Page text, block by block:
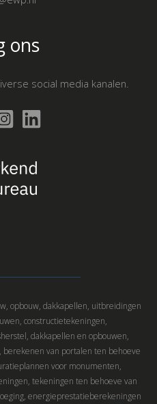
ons
social media kanalen.
opbouw, dakkapellen, uitbreidingen
constructietekeningen,
dakkapellen en opbouwen,
van portalen ten behoeve
voor monumenten,
tekeningen ten behoeve van
energieprestatieberekeningen